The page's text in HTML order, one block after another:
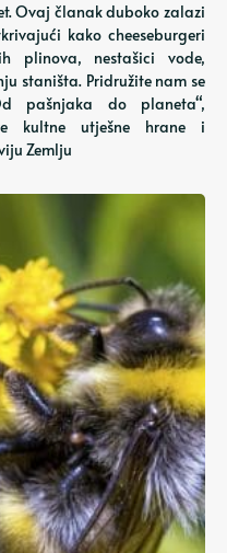
Ovaj članak duboko zalazi
kako cheeseburgeri
plinova, nestašici vode,
staništa. Pridružite nam se
pašnjaka do planeta“,
kultne utješne hrane i
Zemlju